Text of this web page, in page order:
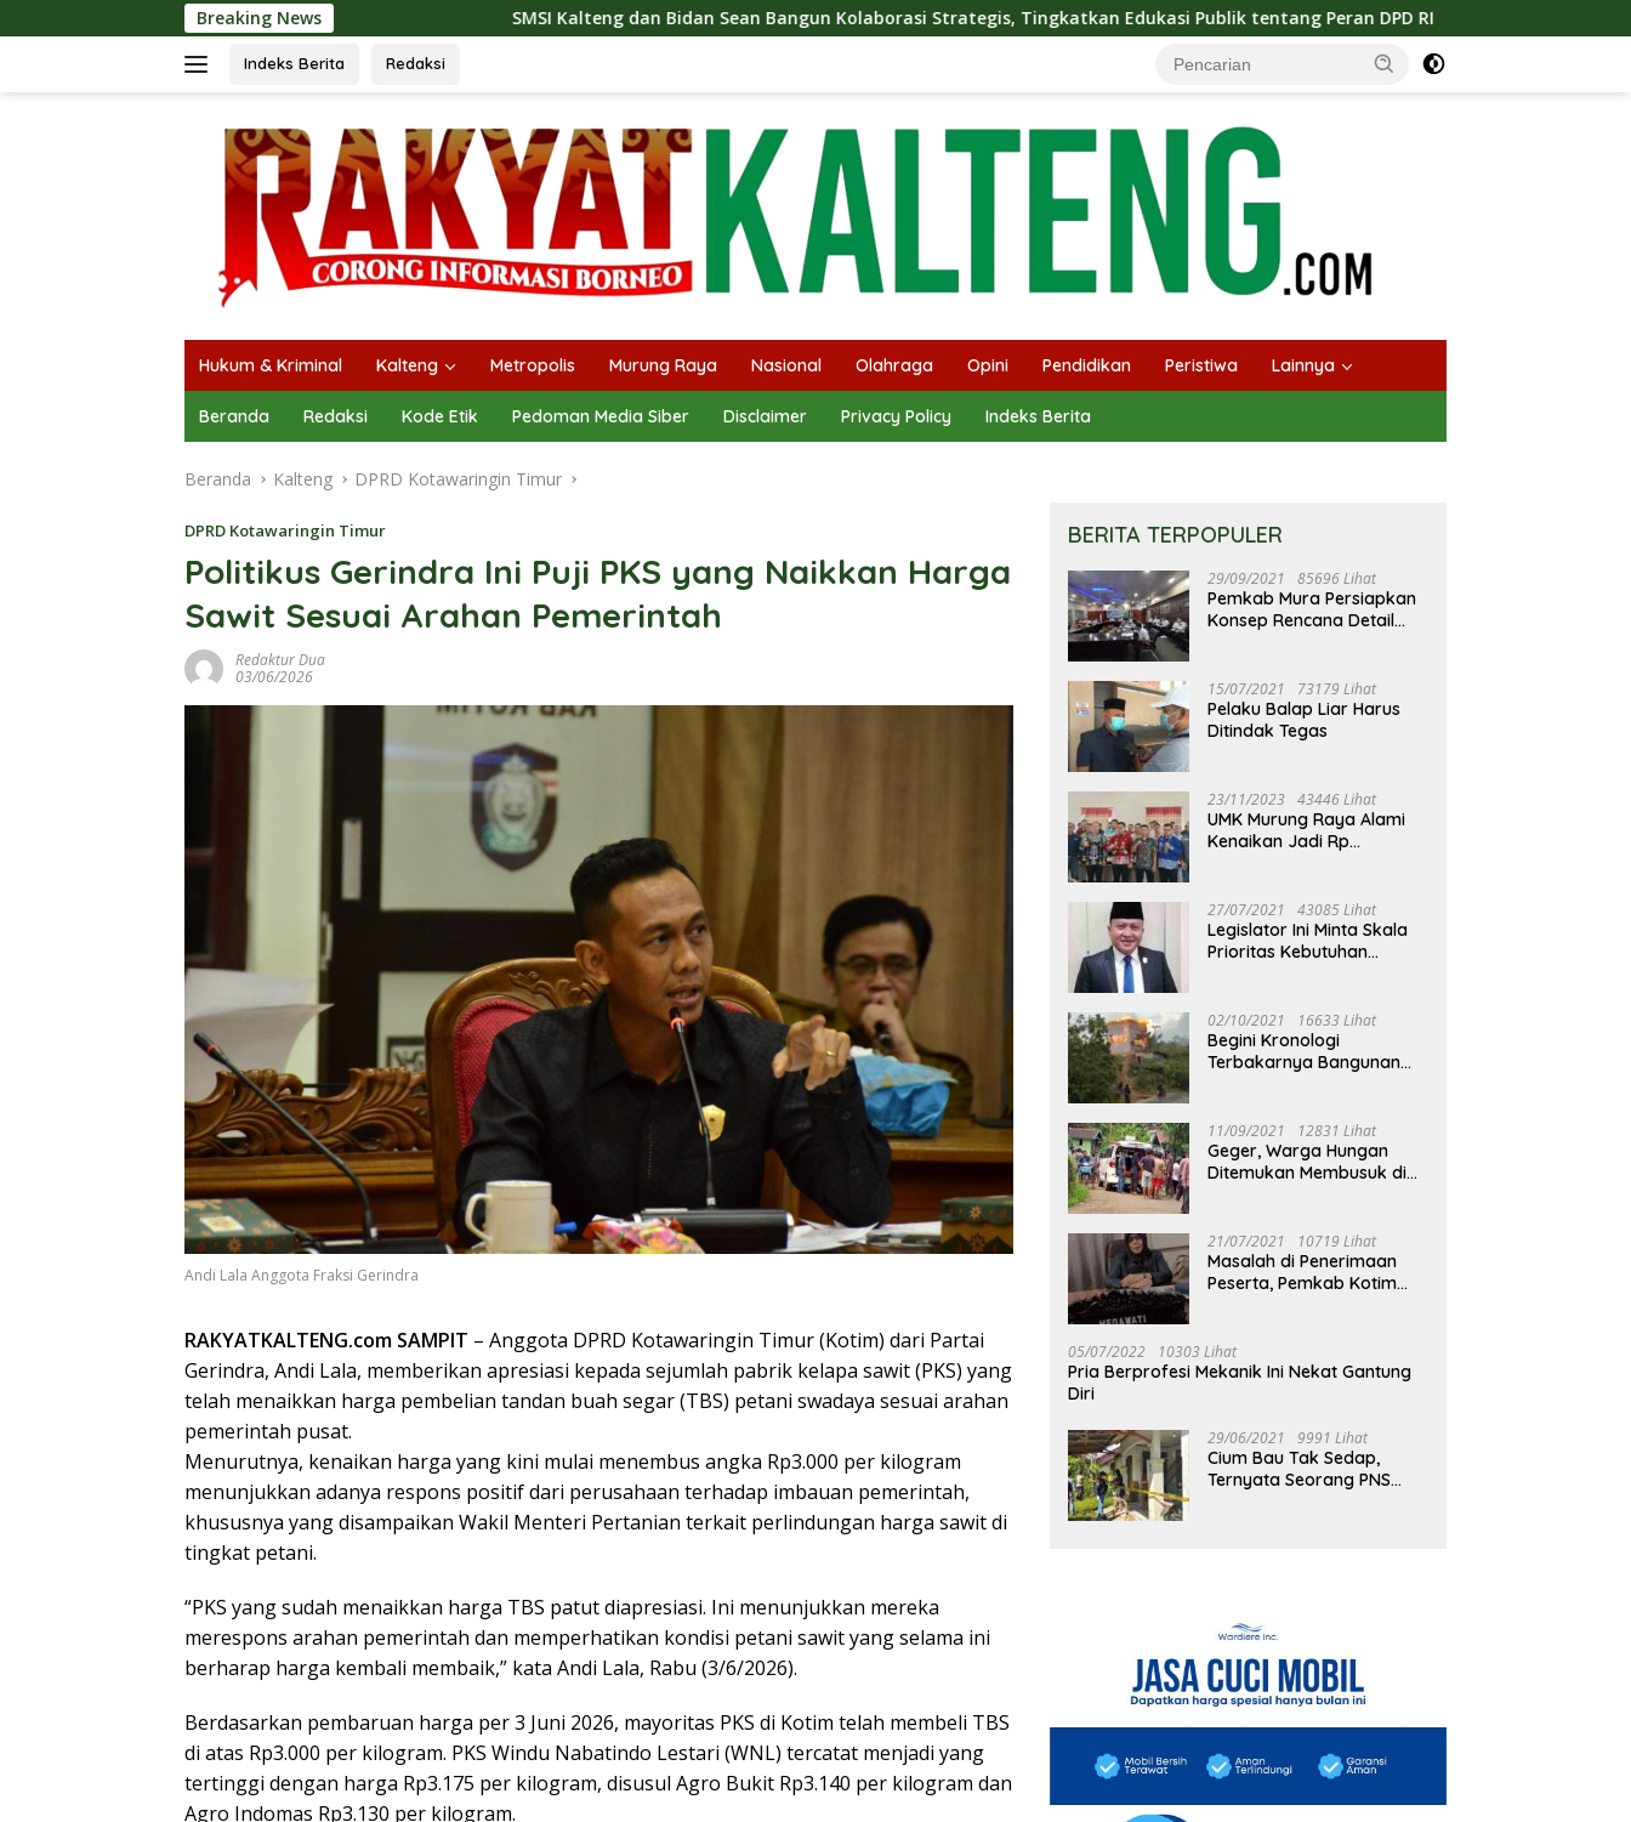
ke
Breaking NewsSMSI Kalteng dan Bidan Sean Bangun Kolaborasi Strategis, Tingkatkan Edukasi Publik tentang Peran DPD RI Masuknya Musim Kemarau PT Pada
Indeks Berita Redaksi
Hukum & Kriminal Kalteng Metropolis Murung Raya Nasional Olahraga Opini Pendidikan Peristiwa Lainnya
Beranda Redaksi Kode Etik Pedoman Media Siber Disclaimer Privacy Policy Indeks Berita
Beranda Kalteng DPRD Kotawaringin Timur
DPRD Kotawaringin Timur
Politikus Gerindra Ini Puji PKS yang Naikkan Harga
Sawit Sesuai Arahan Pemerintah
Redaktur Dua
03/06/2026
Andi Lala Anggota Fraksi Gerindra
RAKYATKALTENG.com SAMPIT – Anggota DPRD Kotawaringin Timur (Kotim) dari Partai
Gerindra, Andi Lala, memberikan apresiasi kepada sejumlah pabrik kelapa sawit (PKS) yang
telah menaikkan harga pembelian tandan buah segar (TBS) petani swadaya sesuai arahan
pemerintah pusat.
Menurutnya, kenaikan harga yang kini mulai menembus angka Rp3.000 per kilogram
menunjukkan adanya respons positif dari perusahaan terhadap imbauan pemerintah,
khususnya yang disampaikan Wakil Menteri Pertanian terkait perlindungan harga sawit di
tingkat petani.
“PKS yang sudah menaikkan harga TBS patut diapresiasi. Ini menunjukkan mereka
merespons arahan pemerintah dan memperhatikan kondisi petani sawit yang selama ini
berharap harga kembali membaik,” kata Andi Lala, Rabu (3/6/2026).
Berdasarkan pembaruan harga per 3 Juni 2026, mayoritas PKS di Kotim telah membeli TBS
di atas Rp3.000 per kilogram. PKS Windu Nabatindo Lestari (WNL) tercatat menjadi yang
tertinggi dengan harga Rp3.175 per kilogram, disusul Agro Bukit Rp3.140 per kilogram dan
Agro Indomas Rp3.130 per kilogram.
BERITA TERPOPULER
29/09/2021 85696 Lihat
Pemkab Mura Persiapkan
Konsep Rencana Detail
15/07/2021 73179 Lihat
Pelaku Balap Liar Harus
Ditindak Tegas
23/11/2023 43446 Lihat
UMK Murung Raya Alami
Kenaikan Jadi Rp
27/07/2021 43085 Lihat
Legislator Ini Minta Skala
Prioritas Kebutuhan
02/10/2021 16633 Lihat
Begini Kronologi
Terbakarnya Bangunan
11/09/2021 12831 Lihat
Geger, Warga Hungan
Ditemukan Membusuk di
21/07/2021 10719 Lihat
Masalah di Penerimaan
Peserta, Pemkab Kotim
05/07/2022 10303 Lihat
Pria Berprofesi Mekanik Ini Nekat Gantung
Diri
29/06/2021 9991 Lihat
Cium Bau Tak Sedap,
Ternyata Seorang PNS